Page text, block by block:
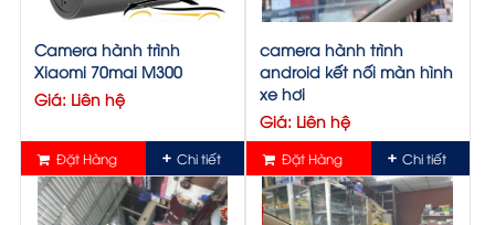
Camera hành trình
Xiaomi 70mai M300
Giá: Liên hệ
Đặt Hàng Chi tiết
camera hành trình
android kết nối màn hình
xe hơi
Giá: Liên hệ
Đặt Hàng Chi tiết